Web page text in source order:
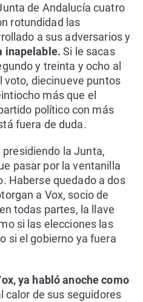
de Andalucía cuatro
rotundidad las
a sus adversarios y
inapelable. Si le sacas
y treinta y ocho al
voto, diecinueve puntos
más que el
político con más
fuera de duda.
la Junta,
pasar por la ventanilla
Haberse quedado a dos
a Vox, socio de
todas partes, la llave
si las elecciones las
si el gobierno ya fuera
ya habló anoche como
calor de sus seguidores